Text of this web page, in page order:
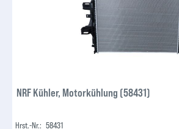
NRF Kühler, Motorkühlung (58431)
Hrst.-Nr.: 58431